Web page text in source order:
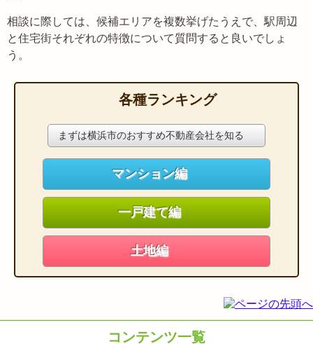
相談に際しては、候補エリアを複数挙げたうえで、駅周辺
と住宅街それぞれの特徴について質問すると良いでしょ
う。
各種ランキング
まずは横浜市のおすすめ不動産会社を知る
マンション編
一戸建て編
土地編
コンテンツ一覧